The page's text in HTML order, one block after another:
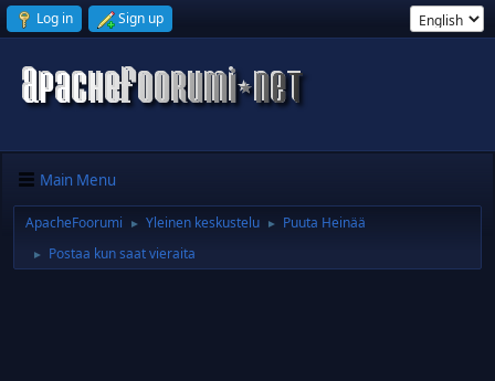
Log in Sign up
Main Menu
ApacheFoorumi ► Yleinen keskustelu ► Puuta Heinää
► Postaa kun saat vieraita